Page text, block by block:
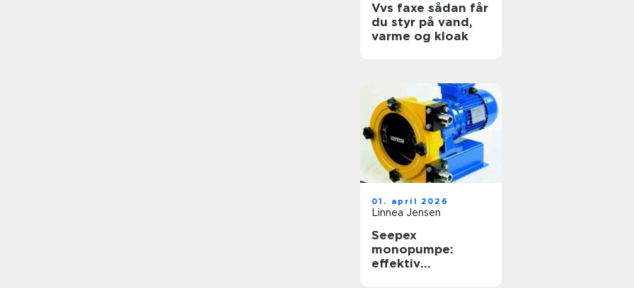
Vvs faxe sådan får
du styr på vand,
varme og kloak
01. april 2026
Linnea Jensen
Seepex
monopumpe:
effektiv